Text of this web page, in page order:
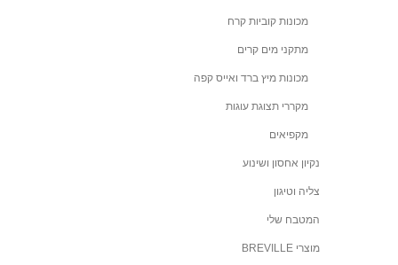
מכונות קוביות קרח
מתקני מים קרים
מכונות מיץ ברד ואייס קפה
מקררי תצוגת עוגות
מקפיאים
נקיון אחסון ושינוע
צליה וטיגון
המטבח שלי
מוצרי BREVILLE